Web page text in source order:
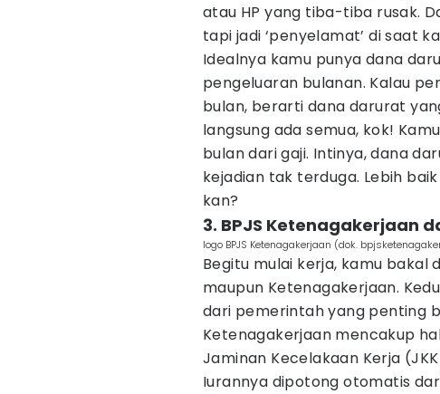
atau HP yang tiba-tiba rusak.
tapi jadi ‘penyelamat’ di saat
Idealnya kamu punya dana
pengeluaran bulanan. Kalau
bulan, berarti dana darurat
langsung ada semua, kok!
bulan dari gaji. Intinya, dana
kejadian tak terduga. Lebih
kan?
3. BPJS Ketenagakerjaan
logo BPJS Ketenagakerjaan (dok.
Begitu mulai kerja, kamu bakal
maupun Ketenagakerjaan.
dari pemerintah yang penting
Ketenagakerjaan mencakup
Jaminan Kecelakaan Kerja
Iurannya dipotong otomatis